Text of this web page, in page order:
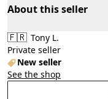
About this seller
🇫🇷 Tony L.
Private seller
New seller
See the shop